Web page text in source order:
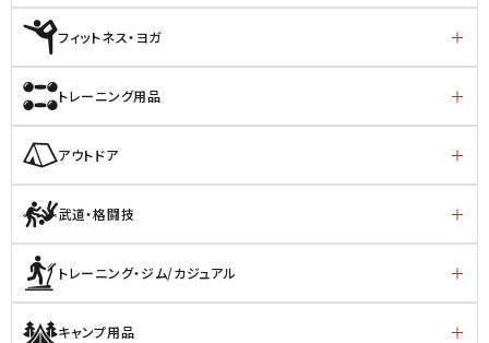
フィットネス・ヨガ
トレーニング用品
アウトドア
武道・格闘技
トレーニング・ジム/カジュアル
キャンプ用品